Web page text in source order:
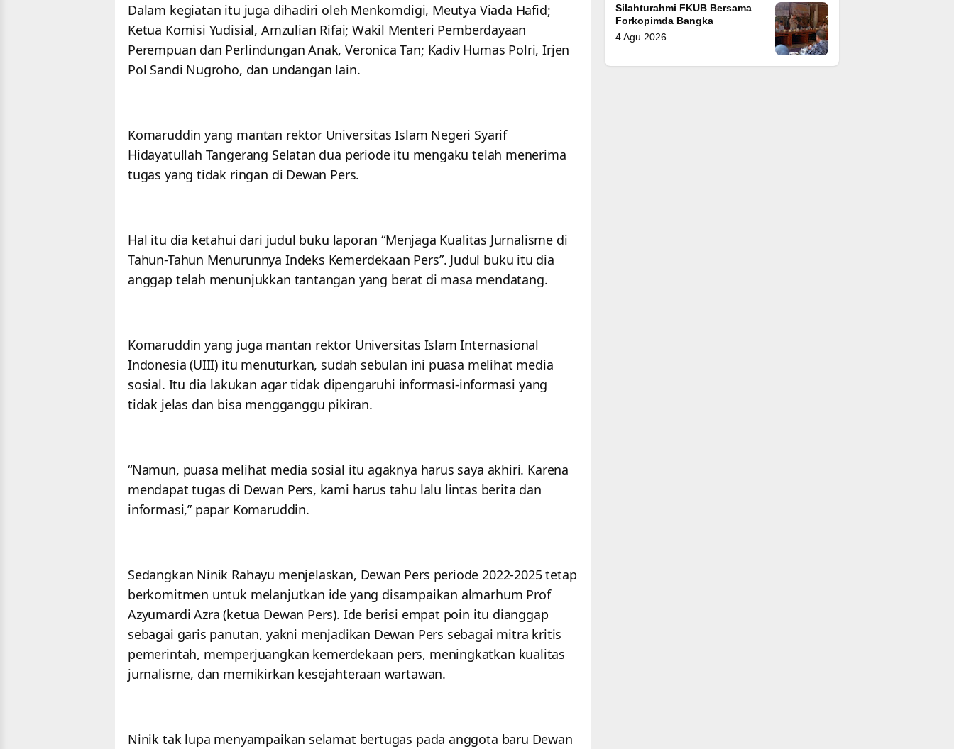
Dalam kegiatan itu juga dihadiri oleh Menkomdigi, Meutya Viada Hafid;
Ketua Komisi Yudisial, Amzulian Rifai; Wakil Menteri Pemberdayaan
Perempuan dan Perlindungan Anak, Veronica Tan; Kadiv Humas Polri, Irjen
Pol Sandi Nugroho, dan undangan lain.
Komaruddin yang mantan rektor Universitas Islam Negeri Syarif
Hidayatullah Tangerang Selatan dua periode itu mengaku telah menerima
tugas yang tidak ringan di Dewan Pers.
Hal itu dia ketahui dari judul buku laporan “Menjaga Kualitas Jurnalisme di
Tahun-Tahun Menurunnya Indeks Kemerdekaan Pers”. Judul buku itu dia
anggap telah menunjukkan tantangan yang berat di masa mendatang.
Komaruddin yang juga mantan rektor Universitas Islam Internasional
Indonesia (UIII) itu menuturkan, sudah sebulan ini puasa melihat media
sosial. Itu dia lakukan agar tidak dipengaruhi informasi-informasi yang
tidak jelas dan bisa mengganggu pikiran.
“Namun, puasa melihat media sosial itu agaknya harus saya akhiri. Karena
mendapat tugas di Dewan Pers, kami harus tahu lalu lintas berita dan
informasi,” papar Komaruddin.
Sedangkan Ninik Rahayu menjelaskan, Dewan Pers periode 2022-2025 tetap
berkomitmen untuk melanjutkan ide yang disampaikan almarhum Prof
Azyumardi Azra (ketua Dewan Pers). Ide berisi empat poin itu dianggap
sebagai garis panutan, yakni menjadikan Dewan Pers sebagai mitra kritis
pemerintah, memperjuangkan kemerdekaan pers, meningkatkan kualitas
jurnalisme, dan memikirkan kesejahteraan wartawan.
Ninik tak lupa menyampaikan selamat bertugas pada anggota baru Dewan
Silahturahmi FKUB Bersama
Forkopimda Bangka
4 Agu 2026